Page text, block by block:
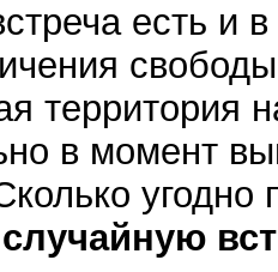
есть и
территория
в момент
угодно
случайную